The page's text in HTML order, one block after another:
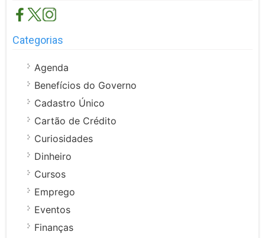
Categorias
Agenda
Benefícios do Governo
Cadastro Único
Cartão de Crédito
Curiosidades
Dinheiro
Cursos
Emprego
Eventos
Finanças